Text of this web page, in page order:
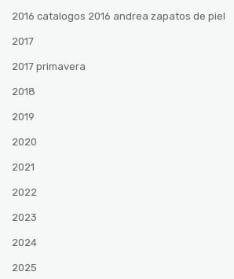
2016 catalogos 2016 andrea zapatos de piel
2017
2017 primavera
2018
2019
2020
2021
2022
2023
2024
2025